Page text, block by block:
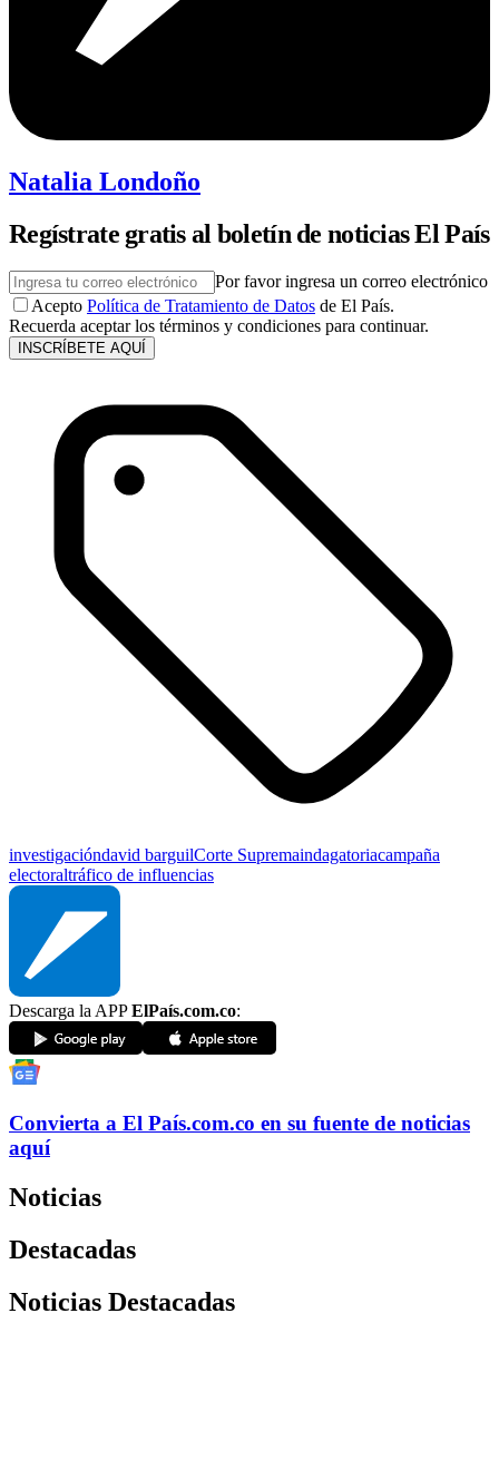
Natalia Londoño
Regístrate gratis al boletín de noticias El País
Por favor ingresa un correo electrónico
Acepto Política de Tratamiento de Datos de El País.
Recuerda aceptar los términos y condiciones para continuar.
INSCRÍBETE AQUÍ
investigacióndavid barguilCorte Supremaindagatoriacampaña
electoraltráfico de influencias
Descarga la APPElPaís.com.co:
Convierta a El País.com.co en su fuente de noticias
aquí
Noticias
Destacadas
Noticias Destacadas